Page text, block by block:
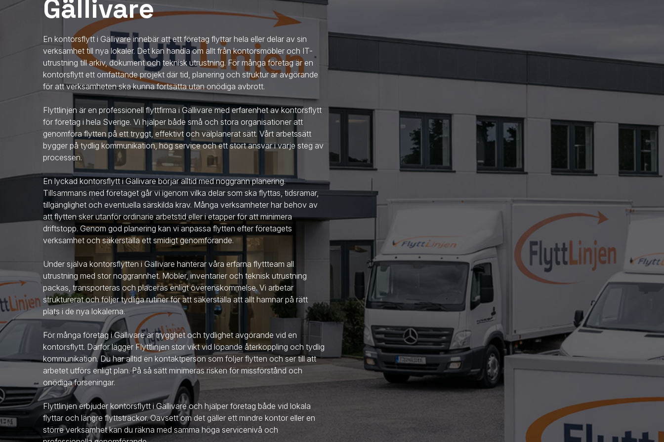
Gällivare
En kontorsflytt i Gällivare innebär att ett företag flyttar hela eller delar av sin
verksamhet till nya lokaler. Det kan handla om allt från kontorsmöbler och IT-
utrustning till arkiv, dokument och teknisk utrustning. För många företag är en
kontorsflytt ett omfattande projekt där tid, planering och struktur är avgörande
för att verksamheten ska kunna fortsätta utan onödiga avbrott.
Flyttlinjen är en professionell flyttfirma i Gällivaremed erfarenhet av kontorsflytt
för företag i hela Sverige. Vi hjälper både små och stora organisationer att
genomföra flytten på ett tryggt, effektivt och välplanerat sätt. Vårt arbetssätt
bygger på tydlig kommunikation, hög service och ett stort ansvar i varje steg av
processen.
En lyckad kontorsflytti Gällivarebörjar alltid med noggrann planering.
Tillsammans med företaget går vi igenom vilka delar som ska flyttas, tidsramar,
tillgänglighet och eventuella särskilda krav. Många verksamheter har behov av
att flytten sker utanför ordinarie arbetstid eller i etapper för att minimera
driftstopp. Genom god planering kan vi anpassa flytten efter företagets
verksamhet och säkerställa ett smidigt genomförande.
Under själva kontorsflytten i Gällivare hanterar våra erfarna flyttteam all
utrustning med stor noggrannhet. Möbler, inventarier och teknisk utrustning
packas, transporteras och placeras enligt överenskommelse. Vi arbetar
strukturerat och följer tydliga rutiner för att säkerställa att allt hamnar på rätt
plats i de nya lokalerna.
För många företag i Gällivareär trygghet och tydlighet avgörande vid en
kontorsflytt. Därför lägger Flyttlinjen stor vikt vid löpande återkoppling och tydlig
kommunikation. Du har alltid en kontaktperson som följer flytten och ser till att
arbetet utförs enligt plan. På så sätt minimeras risken för missförstånd och
onödiga förseningar.
Flyttlinjen erbjuder kontorsflytt i Gällivareoch hjälper företag både vid lokala
flyttar och längre flyttsträckor. Oavsett om det gäller ett mindre kontor eller en
större verksamhet kan du räkna med samma höga servicenivå och